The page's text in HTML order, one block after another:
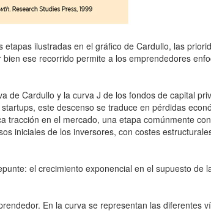
ilustradas en el gráfico de Cardullo, las
ese recorrido permite a los emprendedores
de Cardullo y la curva J de los fondos de capital
este descenso se traduce en pérdidas
en el mercado, una etapa comúnmente
iniciales de los inversores, con costes
el crecimiento exponencial en el supuesto de
En la curva se representan las diferentes